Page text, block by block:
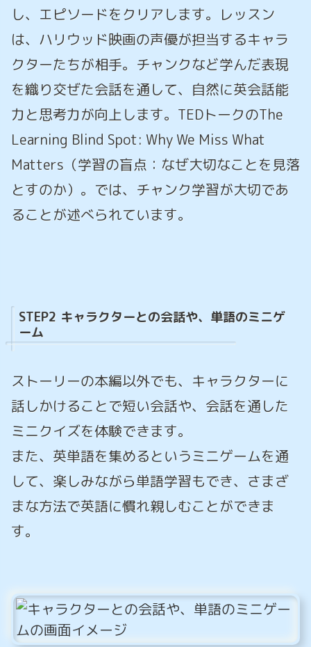
し、エピソードをクリアします。レッスン
は、ハリウッド映画の声優が担当するキャラ
クターたちが相手。チャンクなど学んだ表現
を織り交ぜた会話を通して、自然に英会話能
力と思考力が向上します。TEDトークのThe
Learning Blind Spot: Why We Miss What
Matters（学習の盲点：なぜ大切なことを見落
とすのか）。では、チャンク学習が大切であ
ることが述べられています。
STEP2 キャラクターとの会話や、単語のミニゲ
ーム
ストーリーの本編以外でも、キャラクターに
話しかけることで短い会話や、会話を通した
ミニクイズを体験できます。
また、英単語を集めるというミニゲームを通
して、楽しみながら単語学習もでき、さまざ
まな方法で英語に慣れ親しむことができま
す。